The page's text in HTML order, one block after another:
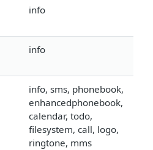
info
info
info, sms, phonebook,
enhancedphonebook,
calendar, todo,
filesystem, call, logo,
ringtone, mms